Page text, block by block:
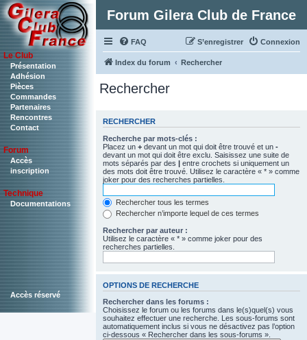
Le Club
Présentation
Adhésion
Pièces
Commandes
Partenaires
Rencontres
Contact
Forum
Accès
inscription
Technique
Documentations
Accès réservé
Forum Gilera Club de France
FAQ Connexion
S’enregistrer
Index du forum Rechercher
Rechercher
RECHERCHER
Recherche par mots-clés :
Placez un + devant un mot qui doit être trouvé et un -
devant un mot qui doit être exclu. Saisissez une suite de
mots séparés par des | entre crochets si uniquement un
des mots doit être trouvé. Utilisez le caractère « * » comme
joker pour des recherches partielles.
Rechercher tous les termes
Rechercher n’importe lequel de ces termes
Rechercher par auteur :
Utilisez le caractère « * » comme joker pour des
recherches partielles.
OPTIONS DE RECHERCHE
Rechercher dans les forums :
Choisissez le forum ou les forums dans le(s)quel(s) vous
souhaitez effectuer une recherche. Les sous-forums sont
automatiquement inclus si vous ne désactivez pas l’option
ci-dessous « Rechercher dans les sous-forums ».